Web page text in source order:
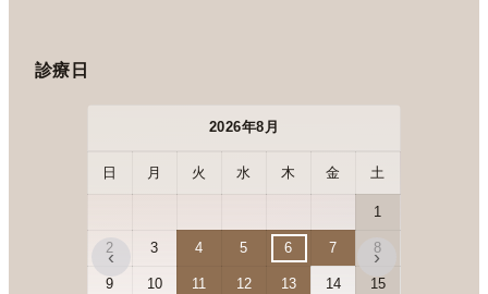
診療日
‹
2026年8月
日 月 火 水 木 金 土
1
2 3 4 5 6 7 8
9 10 11 12 13 14 15
›